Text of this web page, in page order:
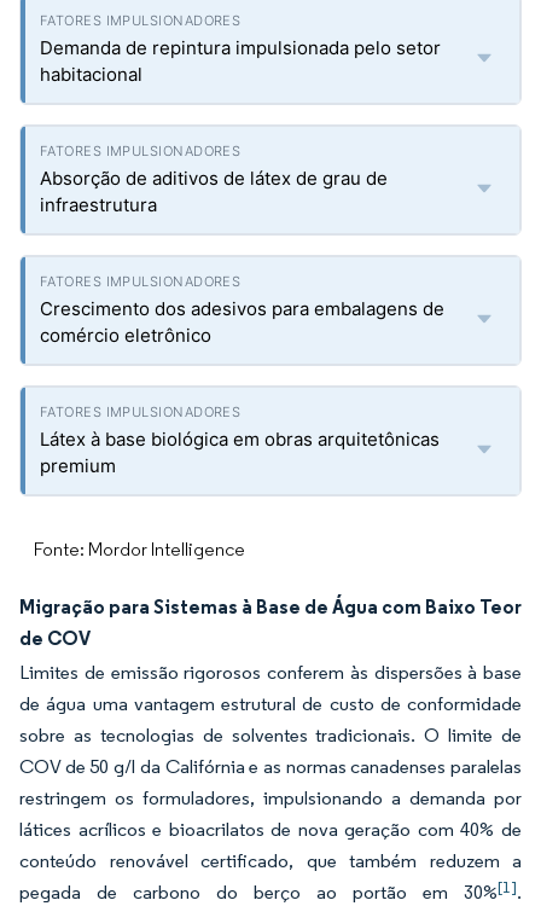
Demanda de repintura impulsionada pelo setor
habitacional
Absorção de aditivos de látex de grau de
infraestrutura
Crescimento dos adesivos para embalagens de
comércio eletrônico
Látex à base biológica em obras arquitetônicas
premium
Fonte: Mordor Intelligence
Migração para Sistemas à Base de Água com Baixo Teor
de COV
Limites de emissão rigorosos conferem às dispersões à base
de água uma vantagem estrutural de custo de conformidade
sobre as tecnologias de solventes tradicionais. O limite de
COV de 50 g/l da Califórnia e as normas canadenses paralelas
restringem os formuladores, impulsionando a demanda por
látices acrílicos e bioacrilatos de nova geração com 40% de
conteúdo renovável certificado, que também reduzem a
pegada de carbono do berço ao portão em 30%[1].